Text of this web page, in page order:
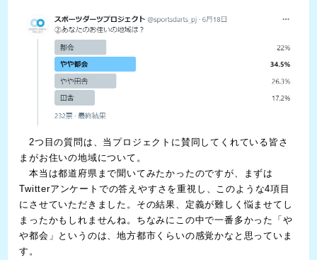
2つ目の質問は、当プロジェクトに賛同してくれている皆さ
まがお住いの地域について。
本当は都道府県まで聞いてみたかったのですが、まずは
Twitterアンケートでの答えやすさを重視し、このような4項目
にさせていただきました。その結果、定義が難しく悩ませてし
まったかもしれませんね。ちなみにこの中で一番多かった「や
や都会」というのは、地方都市くらいの感覚かなと思っていま
す。